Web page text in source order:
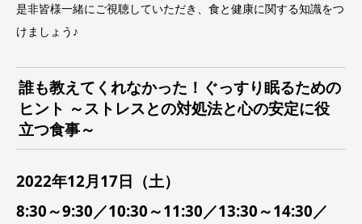
是非皆様一緒にご視聴していただき、食と健康に関する知識をつ
けましょう♪
誰も教えてくれなかった！ぐっすり眠るための
ヒント ～ストレスとの対処法と心の安定に役
立つ食事～
2022年12月17日（土）
8:30～9:30／10:30～11:30／13:30～14:30／